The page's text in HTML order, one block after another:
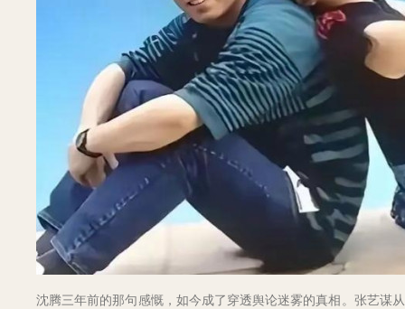
沈腾三年前的那句感慨，如今成了穿透舆论迷雾的真相。张艺谋